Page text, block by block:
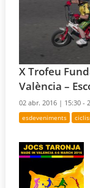
X Trofeu
València –
02 abr. 2016 | 15:30 -
esdeveniments